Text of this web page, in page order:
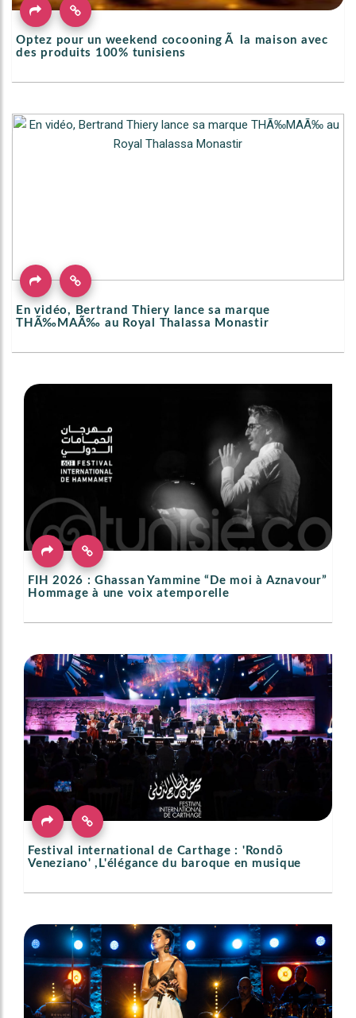
Optez pour un weekend cocooning Ã la maison avec
des produits 100% tunisiens
En vidéo, Bertrand Thiery lance sa marque
THÃ‰MAÃ‰ au Royal Thalassa Monastir
FIH 2026 : Ghassan Yammine “De moi à Aznavour”
Hommage à une voix atemporelle
Festival international de Carthage : 'Rondō
Veneziano' ,L'élégance du baroque en musique